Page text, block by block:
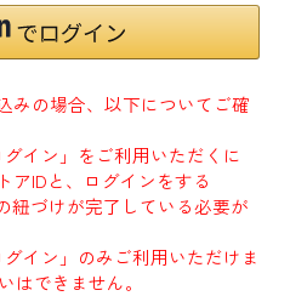
みの場合、以下についてご確
イン」をご利用いただくに
アIDと、ログインをする
紐づけが完了している必要が
イン」のみご利用いただけま
はできません。